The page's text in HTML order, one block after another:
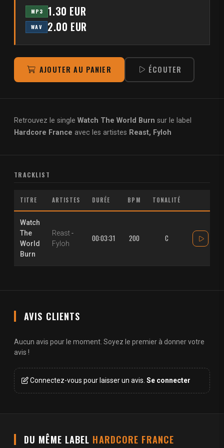
MP3 1.30 EUR
WAV 2.00 EUR
AJOUTER AU PANIER ÉCOUTER
Retrouvez le single Watch The World Burn sur le label
Hardcore France avec les artistes Reast, Fyloh
TRACKLIST
TITRE ARTISTES DURÉE BPM TONALITÉ
Watch
The
World
Burn
Reast-
Fyloh
00:03:31 200 C
AVIS CLIENTS
Aucun avis pour le moment. Soyez le premier à donner votre
avis !
Connectez-vous pour laisser un avis. Se connecter
DU MÊME LABEL HARDCORE FRANCE